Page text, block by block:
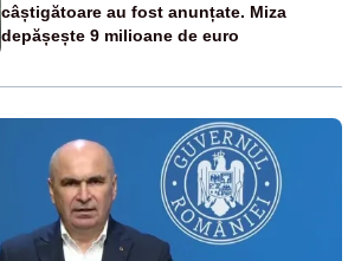
câștigătoare au fost anunțate. Miza
depășește 9 milioane de euro